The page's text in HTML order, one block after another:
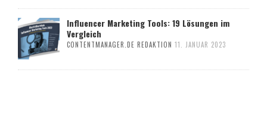
Influencer Marketing Tools: 19 Lösungen im
Vergleich
CONTENTMANAGER.DE REDAKTION 11. JANUAR 2023